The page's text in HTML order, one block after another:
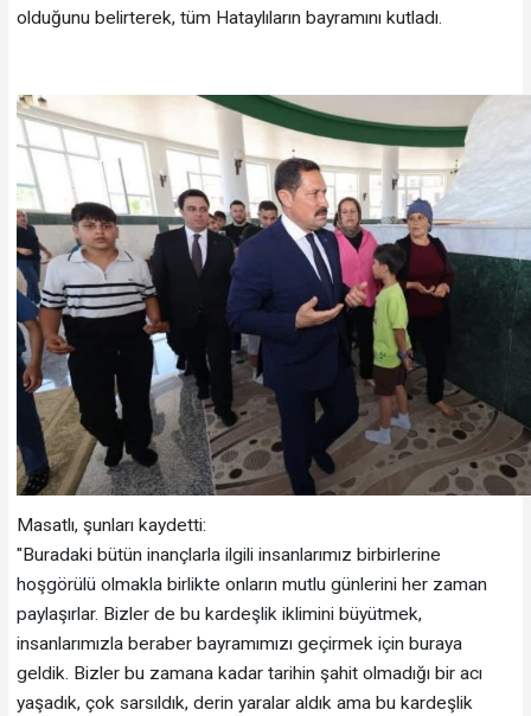
olduğunu belirterek, tüm Hataylıların bayramını kutladı.
Masatlı, şunları kaydetti:
"Buradaki bütün inançlarla ilgili insanlarımız birbirlerine
hoşgörülü olmakla birlikte onların mutlu günlerini her zaman
paylaşırlar. Bizler de bu kardeşlik iklimini büyütmek,
insanlarımızla beraber bayramımızı geçirmek için buraya
geldik. Bizler bu zamana kadar tarihin şahit olmadığı bir acı
yaşadık, çok sarsıldık, derin yaralar aldık ama bu kardeşlik